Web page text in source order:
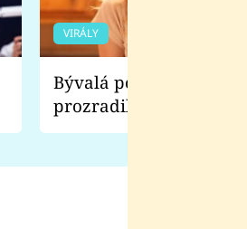
VIRÁLY
Bývalá pornoherečka
prozradila, co ji
natáčení Euforie.